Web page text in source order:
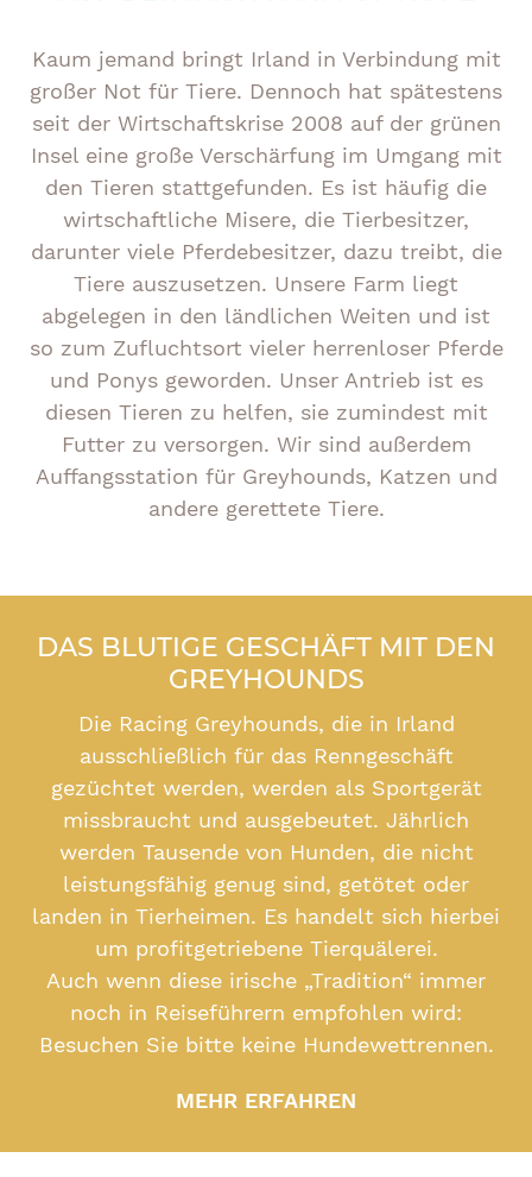
Kaum jemand bringt Irland in Verbindung mit
großer Not für Tiere. Dennoch hat spätestens
seit der Wirtschaftskrise 2008 auf der grünen
Insel eine große Verschärfung im Umgang mit
den Tieren stattgefunden. Es ist häufig die
wirtschaftliche Misere, die Tierbesitzer,
darunter viele Pferdebesitzer, dazu treibt, die
Tiere auszusetzen. Unsere Farm liegt
abgelegen in den ländlichen Weiten und ist
so zum Zufluchtsort vieler herrenloser Pferde
und Ponys geworden. Unser Antrieb ist es
diesen Tieren zu helfen, sie zumindest mit
Futter zu versorgen. Wir sind außerdem
Auffangsstation für Greyhounds, Katzen und
andere gerettete Tiere.
DAS BLUTIGE GESCHÄFT MIT DEN
GREYHOUNDS
Die Racing Greyhounds, die in Irland
ausschließlich für das Renngeschäft
gezüchtet werden, werden als Sportgerät
missbraucht und ausgebeutet. Jährlich
werden Tausende von Hunden, die nicht
leistungsfähig genug sind, getötet oder
landen in Tierheimen. Es handelt sich hierbei
um profitgetriebene Tierquälerei.
Auch wenn diese irische „Tradition“ immer
noch in Reiseführern empfohlen wird:
Besuchen Sie bitte keine Hundewettrennen.
MEHR ERFAHREN